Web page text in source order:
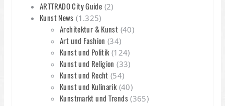
ARTTRADO City Guide (2)
Kunst News (1.325)
Architektur & Kunst (40)
Art und Fashion (34)
Kunst und Politik(124)
Kunst und Religion (33)
Kunst und Recht (54)
Kunst und Kulinarik(40)
Kunstmarkt und Trends(365)